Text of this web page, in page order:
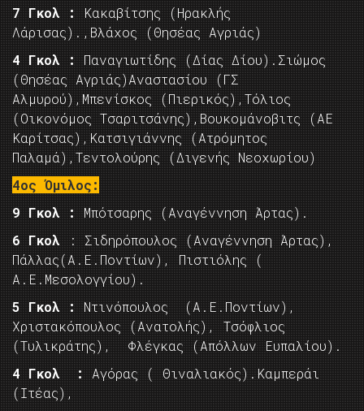
7 Γκολ :
Κακαβίτσης (Ηρακλής
Λάρισας).,Βλάχος (Θησέας Αγριάς)
4 Γκολ :
Παναγιωτίδης (Δίας Δίου).Σιώμος
(Θησέας Αγριάς)Αναστασίου (ΓΣ
Αλμυρού),Μπενίσκος (Πιερικός),Τόλιος
(Οικονόμος Τσαριτσάνης),Βουκομάνοβιτς (ΑΕ
Καρίτσας),Κατσιγιάννης (Ατρόμητος
Παλαμά),Τεντολούρης (Διγενής Νεοχωρίου)
4ος Όμιλος:
9 Γκολ :
Μπότσαρης (Αναγέννηση Άρτας).
6 Γκολ
: Σιδηρόπουλος (Αναγέννηση Άρτας),
Πάλλας(Α.Ε.Ποντίων), Πιστιόλης (
Α.Ε.Μεσολογγίου).
5 Γκολ :
Ντινόπουλος (Α.Ε.Ποντίων),
Χριστακόπουλος (Ανατολής), Τσόφλιος
(Τυλικράτης), Φλέγκας (Απόλλων Ευπαλίου).
4 Γκολ :
Αγόρας ( Θιναλιακός).Καμπεράι
(Ιτέας),